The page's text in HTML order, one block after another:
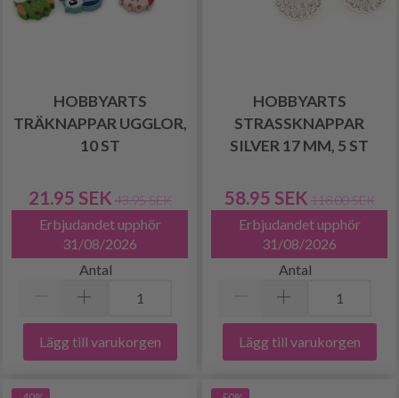
HOBBYARTS
TRÄKNAPPAR UGGLOR,
10 ST
21.95 SEK 43.95 SEK
Erbjudandet upphör
31/08/2026
Antal
Lägg till varukorgen
HOBBYARTS
STRASSKNAPPAR
SILVER 17 MM, 5 ST
58.95 SEK 118.00 SEK
Erbjudandet upphör
31/08/2026
Antal
Lägg till varukorgen